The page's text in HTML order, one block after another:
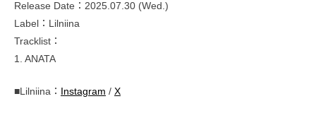
Release Date：2025.07.30 (Wed.)
Label：Lilniina
Tracklist：
1. ANATA
■Lilniina： Instagram / X